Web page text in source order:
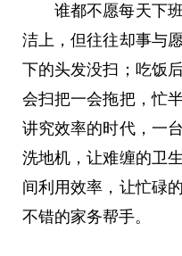
谁都不愿每天下
洁上，但往往却事与
下的头发没扫；吃饭
会扫把一会拖把，忙
讲究效率的时代，一台
洗地机，让难缠的卫
间利用效率，让忙碌
不错的家务帮手。